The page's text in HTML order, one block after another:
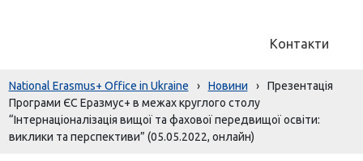
Контакти
National Erasmus+ Office in Ukraine › Новини ›
Презентація
Програми ЄС Еразмус+ в межах круглого столу
“Інтернаціоналізація вищої та фахової передвищої освіти:
виклики та перспективи” (05.05.2022, онлайн)